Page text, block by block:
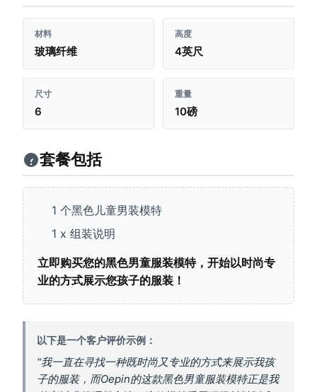
材料
玻璃纤维
高度
4英尺
尺寸
6
重量
10磅
套餐包括
1 个黑色儿童男装模特
1 x 组装说明
立即购买您的黑色男童服装模特，开始以时尚专
业的方式展示您孩子的服装！
以下是一个客户评价示例：
“我一直在寻找一种既时尚又专业的方式来展示我孩
子的服装，而Oepin的这款黑色男童服装模特正是我